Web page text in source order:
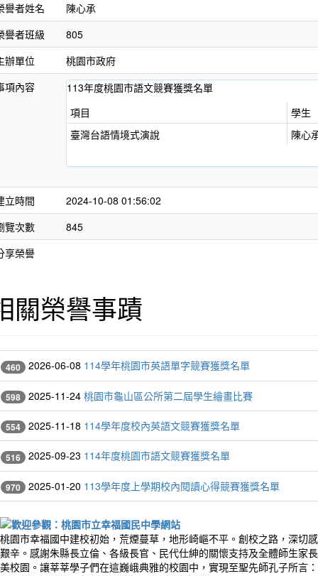
譽者姓名
陳心承
譽者班級
805
辦單位
桃園市政府
項內容
113年度桃園市語文競賽獲獎名單
項目
學生
臺灣台語情境式演說
陳心
立時間
2024-10-08 01:56:02
覽次數
845
享榮譽
關榮譽事蹟
460 2026-06-08 114學年桃園市英語單字競賽獲獎名單
598 2025-11-24 桃園市龜山區公所第二屆學生繪畫比賽
554 2025-11-18 114學年度校內英語文競賽獲獎名單
516 2025-09-23 114年度桃園市語文競賽獲獎名單
970 2025-01-20 113學年度上學期校內閱讀心得競賽獲獎名單
桃園市幸福國中建校初始，荒煙蔓草，地形崎嶇不平。創校之路，深切
艱辛。感謝朱縣長立倫、各級長官、民代仕紳的關懷支持及全體師生家
美校園。讓莘莘學子們在這巍峨典雅的校園中，實現至聖先師孔子所言